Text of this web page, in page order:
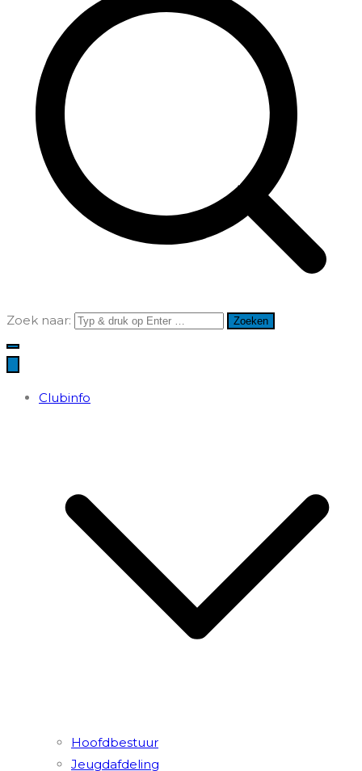
Zoek naar:
Clubinfo
Hoofdbestuur
Jeugdafdeling